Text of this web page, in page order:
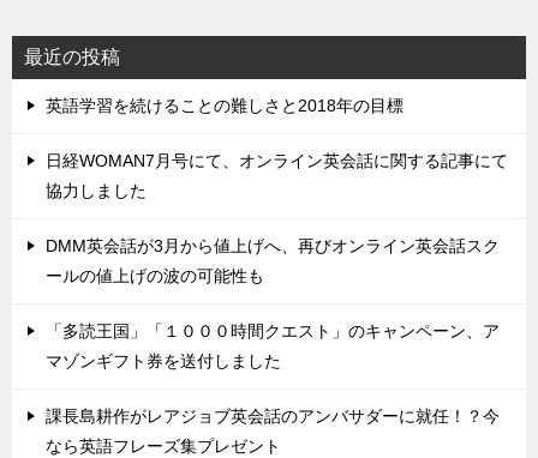
最近の投稿
英語学習を続けることの難しさと2018年の目標
日経WOMAN7月号にて、オンライン英会話に関する記事にて
協力しました
DMM英会話が3月から値上げへ、再びオンライン英会話スク
ールの値上げの波の可能性も
「多読王国」「１０００時間クエスト」のキャンペーン、ア
マゾンギフト券を送付しました
課長島耕作がレアジョブ英会話のアンバサダーに就任！？今
なら英語フレーズ集プレゼント